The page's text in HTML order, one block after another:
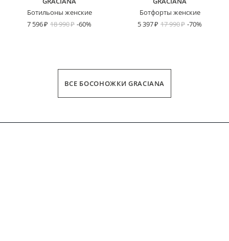
Ботильоны женские
7 596
18 990 -60%
Ботфорты женские
5 397
17 990 -70%
ВСЕ БОСОНОЖКИ GRACIANA